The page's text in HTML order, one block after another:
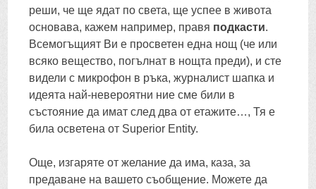
реши, че ще ядат по света, ще успее в живота
основава, кажем например, правя подкасти.
Всемогъщият Ви е просветен една нощ (че или
всяко вещество, погълнат в нощта преди), и сте
видели с микрофон в ръка, журналист шапка и
идеята най-невероятни ние сме били в
състояние да имат след два от етажите…, Тя е
била осветена от Superior Entity.
Още, изгаряте от желание да има, каза, за
предаване на вашето съобщение. Можете да